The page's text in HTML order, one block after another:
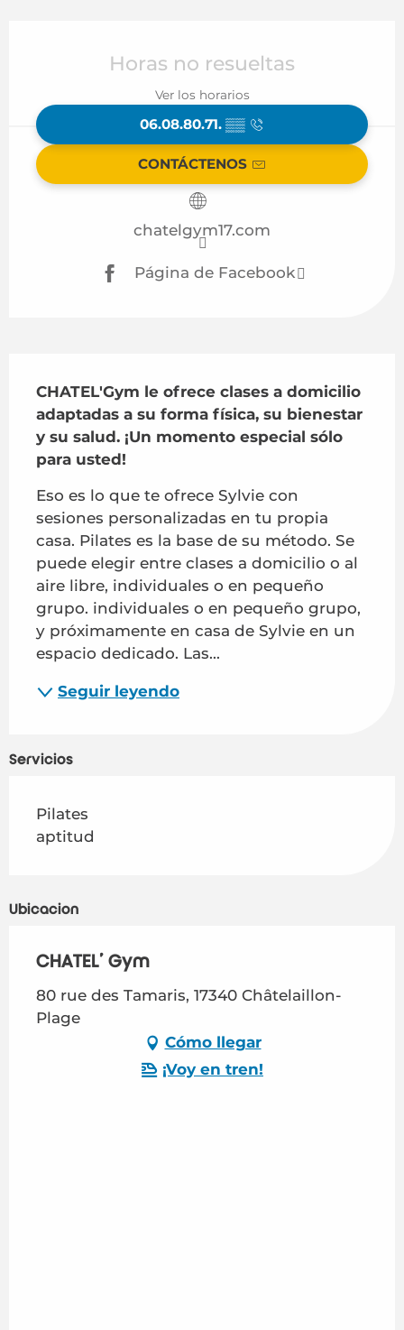
Horas no resueltas
Ver los horarios
06.08.80.71. ▒▒
CONTÁCTENOS
chatelgym17.com
Página de Facebook
CHATEL'Gym le ofrece clases a domicilio
adaptadas a su forma física, su bienestar
y su salud. ¡Un momento especial sólo
para usted!
Eso es lo que te ofrece Sylvie con
sesiones personalizadas en tu propia
casa. Pilates es la base de su método. Se
puede elegir entre clases a domicilio o al
aire libre, individuales o en pequeño
grupo. individuales o en pequeño grupo,
y próximamente en casa de Sylvie en un
espacio dedicado. Las...
Seguir leyendo
Servicios
Pilates
aptitud
Ubicación
CHATEL’ Gym
80 rue des Tamaris, 17340 Châtelaillon-
Plage
Cómo llegar
¡Voy en tren!